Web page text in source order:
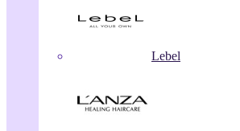
Lebel